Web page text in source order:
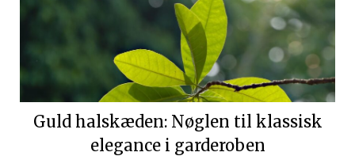
Guld halskæden: Nøglen til klassisk
elegance i garderoben